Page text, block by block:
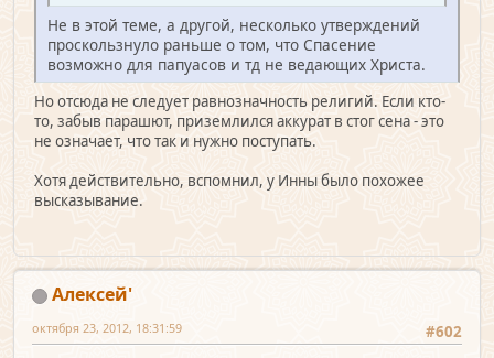
Не в этой теме, а другой, несколько утверждений
проскользнуло раньше о том, что Спасение
возможно для папуасов и тд не ведающих Христа.
Но отсюда не следует равнозначность религий. Если кто-
то, забыв парашют, приземлился аккурат в стог сена - это
не означает, что так и нужно поступать.
Хотя действительно, вспомнил, у Инны было похожее
высказывание.
Алексей'
#602
октября 23, 2012, 18:31:59